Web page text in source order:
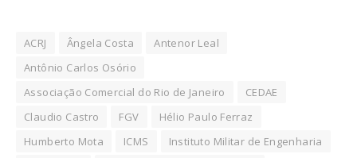
ACRJ Ângela Costa
Antenor Leal
Antônio Carlos Osório
Associação Comercial do Rio de Janeiro
CEDAE
Claudio Castro
FGV
Hélio Paulo Ferraz
Humberto Mota
ICMS
Instituto Militar de Engenharia